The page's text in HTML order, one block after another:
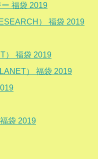
福袋 2019
） 福袋 2019
） 福袋 2019
） 福袋 2019
袋 2019